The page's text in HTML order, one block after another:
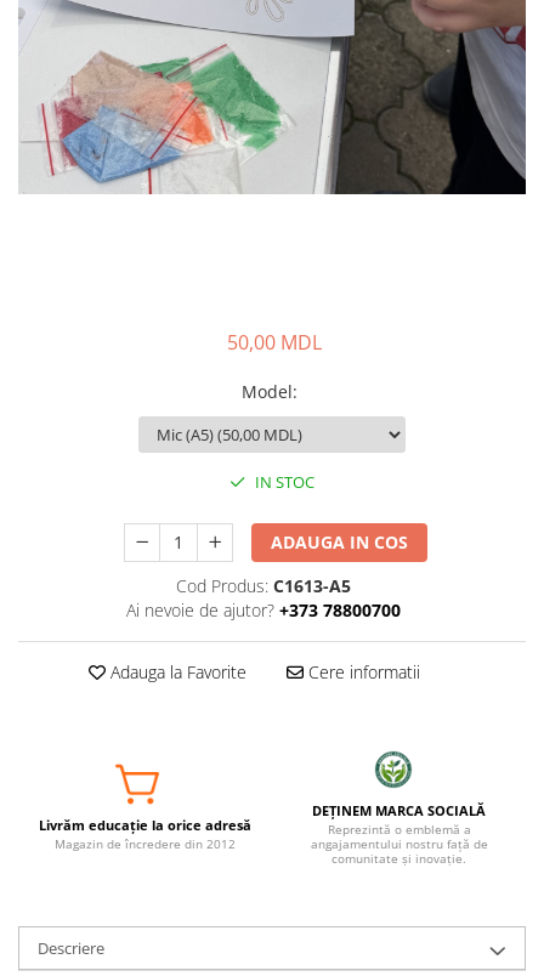
50,00 MDL
Model:
IN STOC
ADAUGA IN COS
Cod Produs: C1613-A5
Ai nevoie de ajutor? +373 78800700
Adauga la Favorite Cere informatii
Livrăm educație la orice adresă
Magazin de încredere din 2012
DEȚINEM MARCA SOCIALĂ
Reprezintă o emblemă a
angajamentului nostru față de
comunitate și inovație.
Descriere